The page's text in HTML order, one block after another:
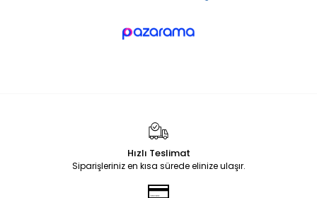
Hızlı Teslimat
Siparişleriniz en kısa sürede elinize ulaşır.